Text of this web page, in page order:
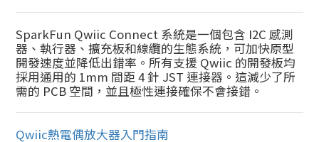
SparkFun Qwiic Connect 系統是一個包含 I2C 感測
器、執行器、擴充板和線纜的生態系統，可加快原型
開發速度並降低出錯率。所有支援 Qwiic 的開發板均
採用通用的 1mm 間距 4 針 JST 連接器。這減少了所
需的 PCB 空間，並且極性連接確保不會接錯。
Qwiic熱電偶放大器入門指南